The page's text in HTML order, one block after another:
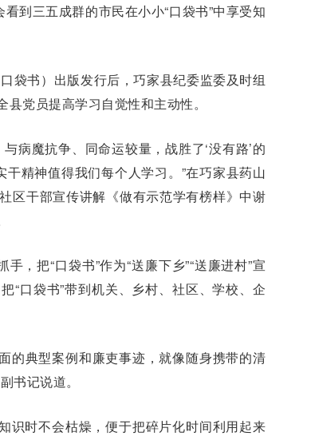
到三五成群的市民在小小“口袋书”中享受知
袋书）出版发行后，巧家县纪委监委及时组
党员提高学习自觉性和主动性。
与病魔抗争、同命运较量，战胜了‘没有路’的
精神值得我们每个人学习。”在巧家县药山
区干部宣传讲解《做有示范学有榜样》中谢
，把“口袋书”作为“送廉下乡”“送廉进村”宣
“口袋书”带到机关、乡村、社区、学校、企
的典型案例和廉吏事迹，就像随身携带的清
书记说道。
识时不会枯燥，便于把碎片化时间利用起来